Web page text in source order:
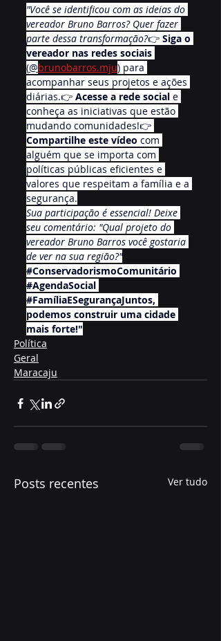
"Você se identificou com as ideias do
vereador Bruno Barros? Quer fazer
parte dessa transformação?👉 Siga o
vereador nas redes sociais
(@brunobarros.mju) para
acompanhar seus projetos e ações
diárias.👉 Acesse a rede social e
conheça as iniciativas que estão
mudando comunidades!👉
Compartilhe este vídeo com
alguém que se importa com
políticas públicas eficientes e
valores que respeitam a família e a
segurança.
Sua participação é essencial! Deixe
seu comentário: "Qual projeto do
vereador Bruno Barros você gostaria
de ver na sua região?"
#ConservadorismoComunitário
#AgendaSocial
#FamíliaESegurançaJuntos,
podemos construir uma cidade
mais forte!"
Política
Geral
Maracaju
Posts recentes Ver tudo